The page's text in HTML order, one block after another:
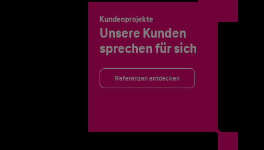
Kundenprojekte
Unsere Kunden
sprechen für sich
Referenzen entdecken